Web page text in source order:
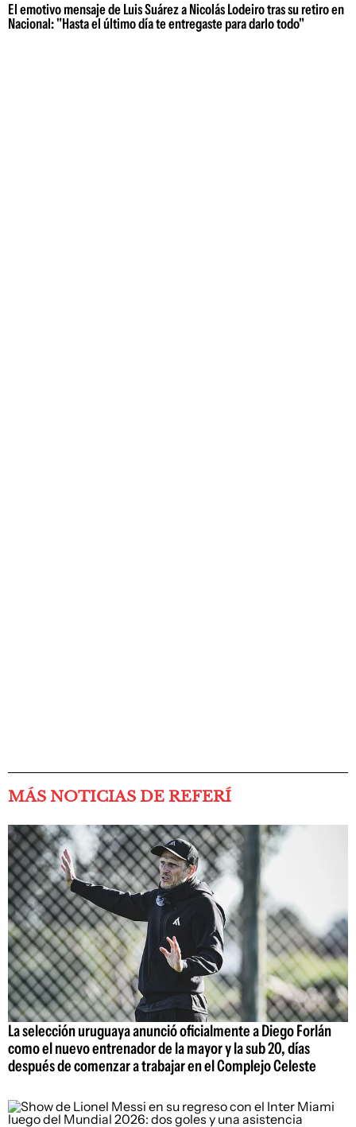
El emotivo mensaje de Luis Suárez a Nicolás Lodeiro tras su retiro en
Nacional: "Hasta el último día te entregaste para darlo todo"
MÁS NOTICIAS DE REFERÍ
La selección uruguaya anunció oficialmente a Diego Forlán
como el nuevo entrenador de la mayor y la sub 20, días
después de comenzar a trabajar en el Complejo Celeste